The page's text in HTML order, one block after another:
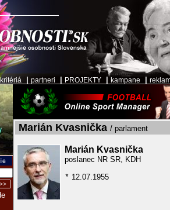
kritériá partneri PROJEKTY kampane
Marián Kvasnička / parlament
Marián Kvasnička
poslanec NR SR, KDH
* 12.07.1955